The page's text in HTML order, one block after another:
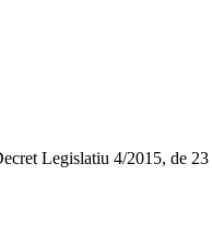
Legislatiu 4/2015, de